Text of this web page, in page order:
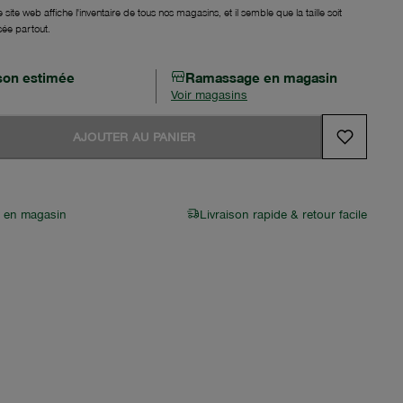
site web affiche l'inventaire de tous nos magasins, et il semble que la taille soit
partout.
estimée Ramassage en magasin
Voir magasins
AJOUTER AU PANIER
en magasin Livraison rapide & retour facile